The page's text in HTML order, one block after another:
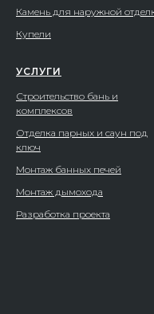
Камень для наружной
Купели
УСЛУГИ
Строительство бань и
комплексов
Отделка парных и саун под
ключ
Монтаж банных печей
Монтаж дымохода
Разработка проекта